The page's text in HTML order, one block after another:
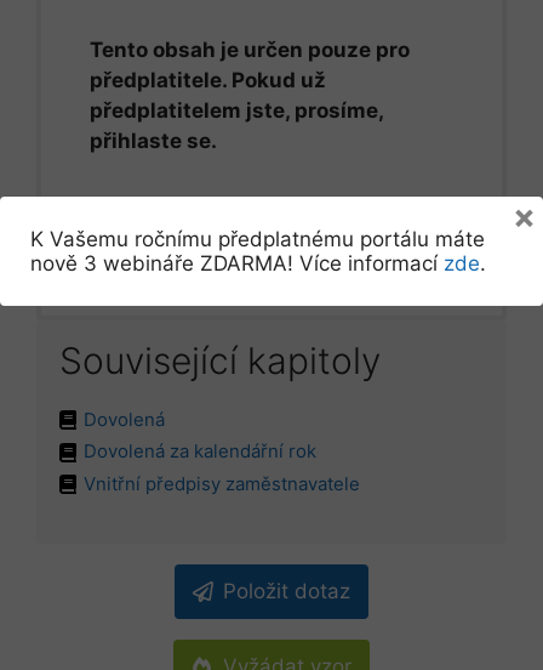
Tento obsah je určen pouze pro
předplatitele. Pokud už
předplatitelem jste, prosíme,
přihlaste se.
Přihlásit se
Související kapitoly
Dovolená
Dovolená za kalendářní rok
Vnitřní předpisy zaměstnavatele
Položit dotaz
K Vašemu ročnímu předplatnému portálu máte
nově 3 webináře ZDARMA! Více informací zde.
×